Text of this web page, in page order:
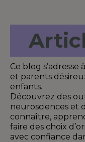
Ce blog
et parents
enfants.
Découvrez des
neurosciences et
connaître,
faire des choix
avec confiance